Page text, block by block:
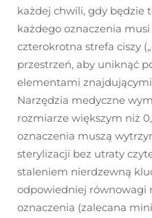
każdej chwili, gdy będzie
każdego oznaczenia
czterokrotna strefa ciszy
przestrzeń, aby uniknąć
elementami
Narzędzia medyczne
rozmiarze większym niż
oznaczenia muszą
sterylizacji bez utraty
staleniem nierdzewną
odpowiedniej równowagi
oznaczenia (zalecana